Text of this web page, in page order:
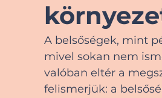
A belsőségek, mint
mivel sokan nem
valóban eltér a
felismerjük: a